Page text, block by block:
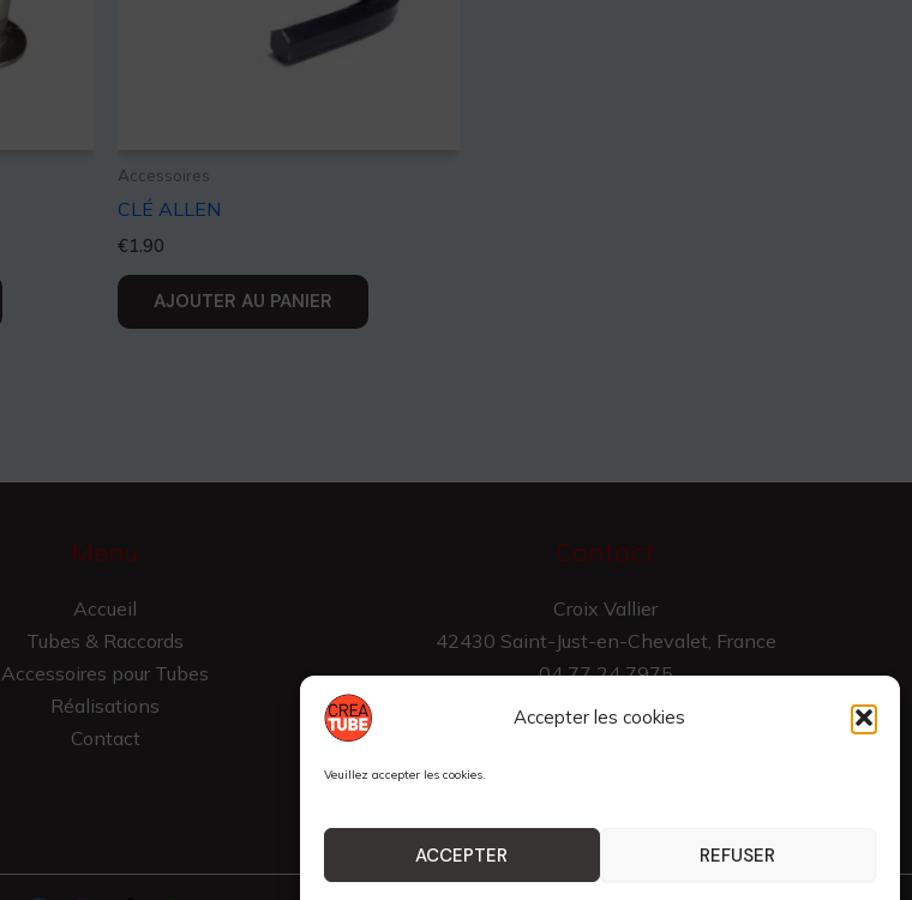
Accepter les cookies
Veuillez accepter les cookies.
ACCEPTER REFUSER
Accessoires
CLÉ ALLEN
€1.90
AJOUTER AU PANIER
Menu
Accueil
Tubes & Raccords
Accessoires pour Tubes
Réalisations
Contact
Contact
Croix Vallier
42430 Saint-Just-en-Chevalet, France
04 77 24 7975
raccordtube@yahoo.com